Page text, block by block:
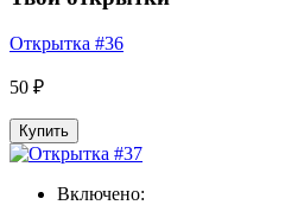
Открытка #36
50 ₽
Купить
Включено: